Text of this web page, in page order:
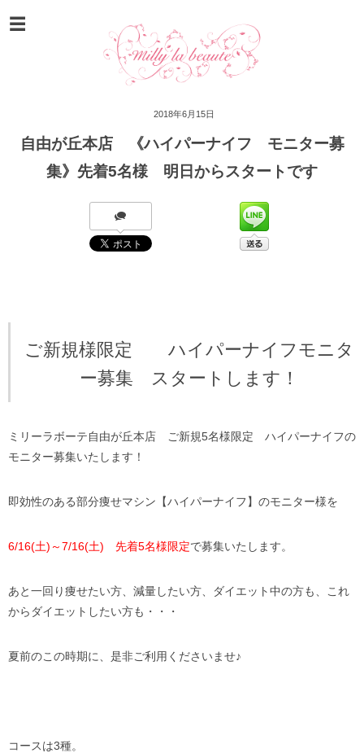
2018年6月15日
自由が丘本店 《ハイパーナイフ モニター募
集》先着5名様 明日からスタートです
ご新規様限定 ハイパーナイフモニタ
ー募集 スタートします！
ミリーラボーテ自由が丘本店 ご新規5名様限定 ハイパーナイフの
モニター募集いたします！
即効性のある部分痩せマシン【ハイパーナイフ】のモニター様を
6/16(土)～7/16(土) 先着5名様限定で募集いたします。
あと一回り痩せたい方、減量したい方、ダイエット中の方も、これ
からダイエットしたい方も・・・
夏前のこの時期に、是非ご利用くださいませ♪
コースは3種。